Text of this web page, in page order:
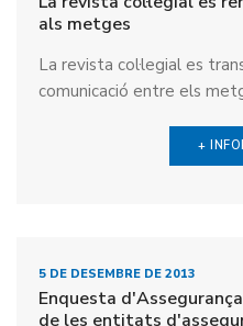
als metges
La revista col·legial es
comunicació entre els
+
5 DE DESEMBRE DE 2013
Enquesta
de les entitats